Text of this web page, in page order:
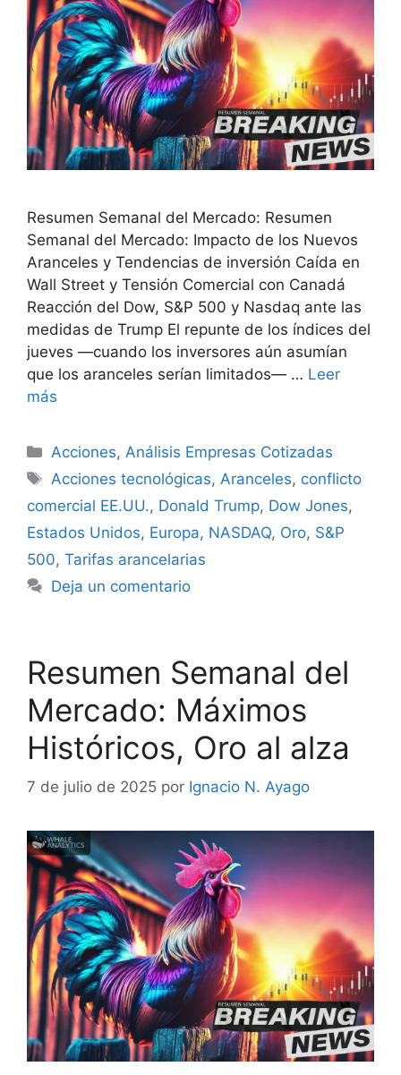
Resumen Semanal del Mercado: Resumen
Semanal del Mercado: Impacto de los Nuevos
Aranceles y Tendencias de inversión Caída en
Wall Street y Tensión Comercial con Canadá
Reacción del Dow, S&P 500 y Nasdaq ante las
medidas de Trump El repunte de los índices del
jueves —cuando los inversores aún asumían
que los aranceles serían limitados— … Leer
más
Categorías
Acciones, Análisis Empresas Cotizadas
Etiquetas
Acciones tecnológicas, Aranceles, conflicto
comercial EE.UU., Donald Trump, Dow Jones,
Estados Unidos, Europa, NASDAQ, Oro, S&P
500, Tarifas arancelarias
Deja un comentario
Resumen Semanal del
Mercado: Máximos
Históricos, Oro al alza
7 de julio de 2025 por Ignacio N. Ayago